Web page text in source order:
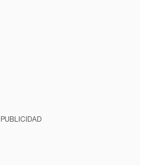
PUBLICIDAD